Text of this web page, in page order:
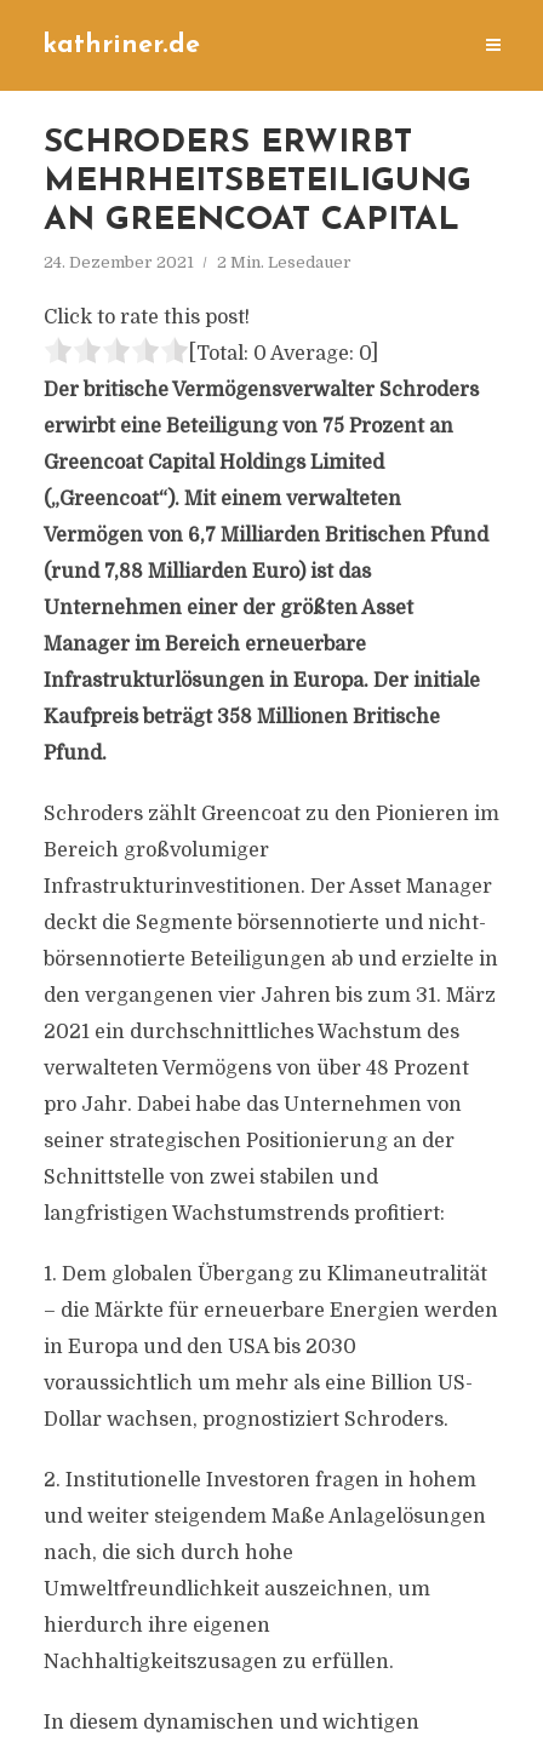
kathriner.de
SCHRODERS ERWIRBT
MEHRHEITSBETEILIGUNG
AN GREENCOAT CAPITAL
24. Dezember 2021 2 Min. Lesedauer
Click to rate this post!
[Total: 0 Average: 0]
Der britische Vermögensverwalter Schroders
erwirbt eine Beteiligung von 75 Prozent an
Greencoat Capital Holdings Limited
(„Greencoat“). Mit einem verwalteten
Vermögen von 6,7 Milliarden Britischen Pfund
(rund 7,88 Milliarden Euro) ist das
Unternehmen einer der größten Asset
Manager im Bereich erneuerbare
Infrastrukturlösungen in Europa. Der initiale
Kaufpreis beträgt 358 Millionen Britische
Pfund.
Schroders zählt Greencoat zu den Pionieren im
Bereich großvolumiger
Infrastrukturinvestitionen. Der Asset Manager
deckt die Segmente börsennotierte und nicht-
börsennotierte Beteiligungen ab und erzielte in
den vergangenen vier Jahren bis zum 31. März
2021 ein durchschnittliches Wachstum des
verwalteten Vermögens von über 48 Prozent
pro Jahr. Dabei habe das Unternehmen von
seiner strategischen Positionierung an der
Schnittstelle von zwei stabilen und
langfristigen Wachstumstrends profitiert:
1. Dem globalen Übergang zu Klimaneutralität
– die Märkte für erneuerbare Energien werden
in Europa und den USA bis 2030
voraussichtlich um mehr als eine Billion US-
Dollar wachsen, prognostiziert Schroders.
2. Institutionelle Investoren fragen in hohem
und weiter steigendem Maße Anlagelösungen
nach, die sich durch hohe
Umweltfreundlichkeit auszeichnen, um
hierdurch ihre eigenen
Nachhaltigkeitszusagen zu erfüllen.
In diesem dynamischen und wichtigen